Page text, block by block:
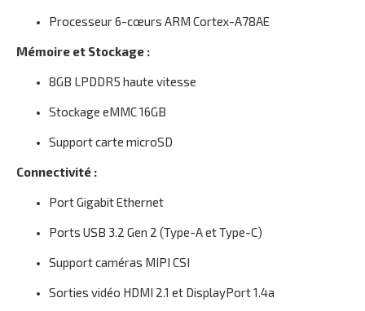
Processeur 6-cœurs ARM Cortex-A78AE
Mémoire et Stockage :
8GB LPDDR5 haute vitesse
Stockage eMMC 16GB
Support carte microSD
Connectivité :
Port Gigabit Ethernet
Ports USB 3.2 Gen 2 (Type-A et Type-C)
Support caméras MIPI CSI
Sorties vidéo HDMI 2.1 et DisplayPort 1.4a